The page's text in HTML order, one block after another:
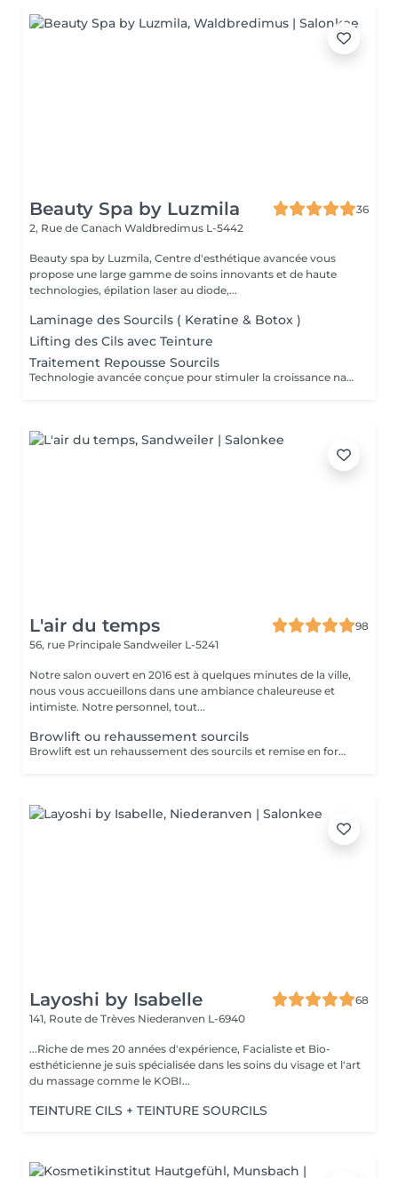
Beauty Spa by Luzmila
36
2, Rue de Canach Waldbredimus L-5442
Beauty spa by Luzmila, Centre d'esthétique avancée vous
propose une large gamme de soins innovants et de haute
technologies, épilation laser au diode,...
Laminage des Sourcils ( Keratine & Botox )
Lifting des Cils avec Teinture
Traitement Repousse Sourcils
Technologie avancée conçue pour stimuler la croissance naturelle des poils, renforcer les follicules et redonner densité et structure à vos sourcils. Idéal pour les sourcils clairsemés ou abîmés. ce traitement agit en profondeur pour réactiver la microcirculation et favoriser une repousse durable et visible.
L'air du temps
98
56, rue Principale Sandweiler L-5241
Notre salon ouvert en 2016 est à quelques minutes de la ville,
nous vous accueillons dans une ambiance chaleureuse et
intimiste. Notre personnel, tout...
Browlift ou rehaussement sourcils
Browlift est un rehaussement des sourcils et remise en forme des sourcils broussailleux. .Donnera un look différent, votre regard sera embelli. Vos sourcils doivent contenir assez de poils pour cette technique. Inclut d'office la teinture aussi. Tenue 2-3 mois.
Layoshi by Isabelle
68
141, Route de Trèves Niederanven L-6940
...Riche de mes 20 années d'expérience, Facialiste et Bio-
esthéticienne je suis spécialisée dans les soins du visage et l'art
du massage comme le KOBI...
TEINTURE CILS + TEINTURE SOURCILS